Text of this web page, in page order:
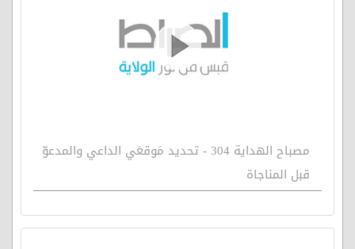
مصباح الهداية 304 - تحديد مَوقعَي الداعي والمدعوّ
قبل المناجاة